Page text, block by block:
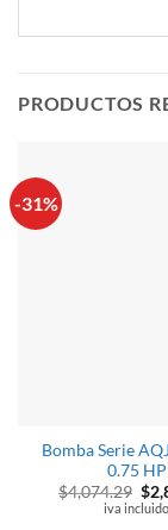
PRODUCTOS
-31%
Bomba Serie
0.75 HP
$4,074.29 El
$
iva incluido